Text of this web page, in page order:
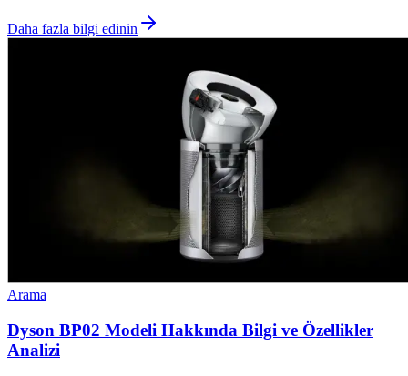
Daha fazla bilgi edinin
Arama
Dyson BP02 Modeli Hakkında Bilgi ve Özellikler
Analizi